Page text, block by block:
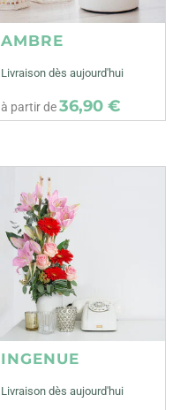
AMBRE
Livraison dès aujourd'hui
à partir de36,90 €
INGENUE
Livraison dès aujourd'hui